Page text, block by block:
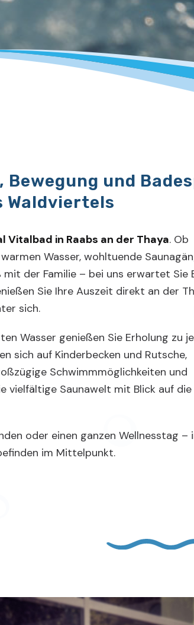
Bewegung und
Waldviertels
Vitalbad in Raabs an der Thaya. Ob
Wasser, wohltuende
der Familie – bei uns erwartet Sie
Sie Ihre Auszeit direkt an der
sich.
Wasser genießen Sie Erholung zu
sich auf Kinderbecken und Rutsche,
Schwimmmöglichkeiten und
vielfältige Saunawelt mit Blick auf
oder einen ganzen Wellnesstag –
im Mittelpunkt.